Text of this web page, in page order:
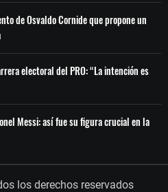
de Osvaldo Cornide que propone un
electoral del PRO: “La intención es
Messi: así fue su figura crucial en la
los derechos reservados